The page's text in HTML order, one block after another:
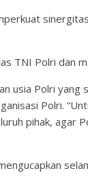
TNI Polri dan
usia Polri yang
Polri.
pihak, agar